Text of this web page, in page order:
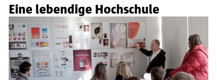
Eine lebendige Hochschule